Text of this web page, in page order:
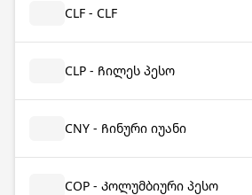
CLF - CLF
CLP - Ჩილეს პესო
CNY - Ჩინური იუანი
COP - Კოლუმბიური პესო